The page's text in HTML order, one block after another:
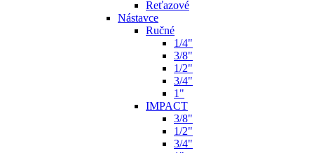
Reťazové
Nástavce
Ručné
1/4"
3/8"
1/2"
3/4"
1"
IMPACT
3/8"
1/2"
3/4"